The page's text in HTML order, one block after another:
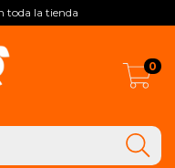
toda la tienda
0